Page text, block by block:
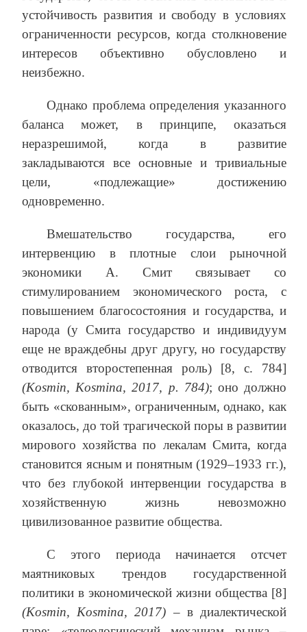
устойчивость развития и свободу в условиях
ограниченности ресурсов, когда столкновение
интересов объективно обусловлено и
неизбежно.
Однако проблема определения указанного
баланса может, в принципе, оказаться
неразрешимой, когда в развитие
закладываются все основные и тривиальные
цели, «подлежащие» достижению
одновременно.
Вмешательство государства, его
интервенцию в плотные слои рыночной
экономики А. Смит связывает со
стимулированием экономического роста, с
повышением благосостояния и государства, и
народа (у Смита государство и индивидуум
еще не враждебны друг другу, но государству
отводится второстепенная роль) [8, с. 784]
(Kosmin, Kosmina, 2017, р. 784); оно должно
быть «скованным», ограниченным, однако, как
оказалось, до той трагической поры в развитии
мирового хозяйства по лекалам Смита, когда
становится ясным и понятным (1929–1933 гг.),
что без глубокой интервенции государства в
хозяйственную жизнь невозможно
цивилизованное развитие общества.
С этого периода начинается отсчет
маятниковых трендов государственной
политики в экономической жизни общества [8]
(Kosmin, Kosmina, 2017) – в диалектической